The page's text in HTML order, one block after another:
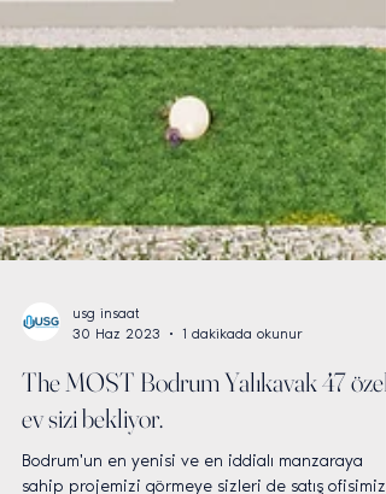
usg insaat
30 Haz 2023
The MOST Bodrum Yalıkavak 47 özel